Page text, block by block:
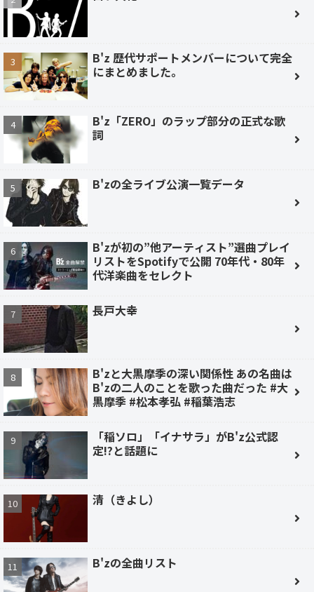
B'z 歴代サポートメンバーについて完全
にまとめました。
B'z「ZERO」のラップ部分の正式な歌
詞
B'zの全ライブ公演一覧データ
B'zが初の”他アーティスト”選曲プレイ
リストをSpotifyで公開 70年代・80年
代洋楽曲をセレクト
長戸大幸
B'zと大黒摩季の深い関係性 あの名曲は
B'zの二人のことを歌った曲だった #大
黒摩季 #松本孝弘 #稲葉浩志
「稲ソロ」「イナサラ」がB'z公式認
定!?と話題に
清（きよし）
B'zの全曲リスト